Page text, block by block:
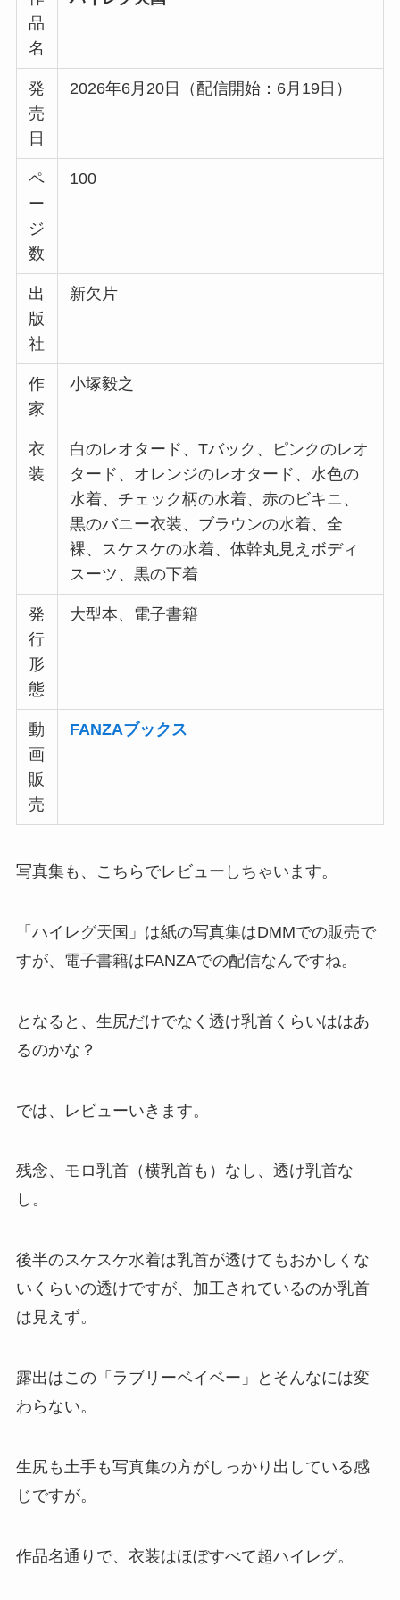
品
名
発
売
日
2026年6月20日（配信開始：6月19日）
ペ
ー
ジ
数
100
出
版
社
新欠片
作
家
小塚毅之
衣
装
白のレオタード、Tバック、ピンクのレオ
タード、オレンジのレオタード、水色の
水着、チェック柄の水着、赤のビキニ、
黒のバニー衣装、ブラウンの水着、全
裸、スケスケの水着、体幹丸見えボディ
スーツ、黒の下着
発
行
形
態
大型本、電子書籍
動
画
販
売
FANZAブックス
写真集も、こちらでレビューしちゃいます。
「ハイレグ天国」は紙の写真集はDMMでの販売で
すが、電子書籍はFANZAでの配信なんですね。
となると、生尻だけでなく透け乳首くらいははあ
るのかな？
では、レビューいきます。
残念、モロ乳首（横乳首も）なし、透け乳首な
し。
後半のスケスケ水着は乳首が透けてもおかしくな
いくらいの透けですが、加工されているのか乳首
は見えず。
露出はこの「ラブリーベイベー」とそんなには変
わらない。
生尻も土手も写真集の方がしっかり出している感
じですが。
作品名通りで、衣装はほぼすべて超ハイレグ。